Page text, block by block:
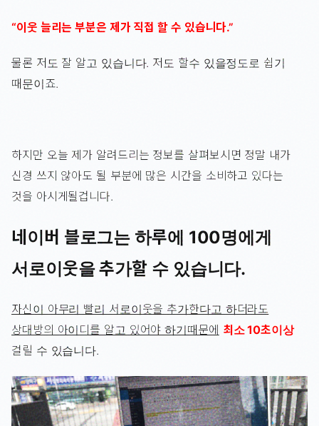
“이웃 늘리는 부분은 제가 직접 할 수 있습니다.”
물론 저도 잘 알고 있습니다. 저도 할수 있을정도로 쉽기
때문이죠.
하지만 오늘 제가 알려드리는 정보를 살펴보시면 정말 내가
신경 쓰지 않아도 될 부분에 많은 시간을 소비하고 있다는
것을 아시게될겁니다.
네이버 블로그는 하루에 100명에게
서로이웃을 추가할 수 있습니다.
자신이 아무리 빨리 서로이웃을 추가한다고 하더라도
상대방의 아이디를 알고 있어야 하기때문에 최소 10초이상
걸릴 수 있습니다.